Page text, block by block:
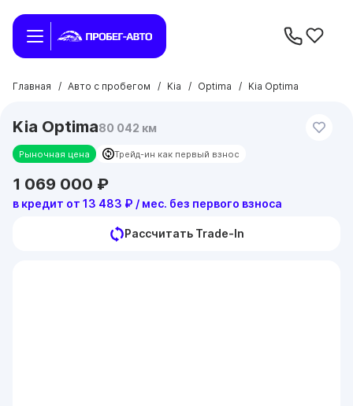
Главная / Авто с пробегом / Kia / Optima / Kia Optima
Kia Optima80 042 км
Рыночная цена Трейд-ин как первый взнос
1 069 000 ₽
в кредит от 13 483 ₽ / мес. без первого взноса
Рассчитать Trade-In